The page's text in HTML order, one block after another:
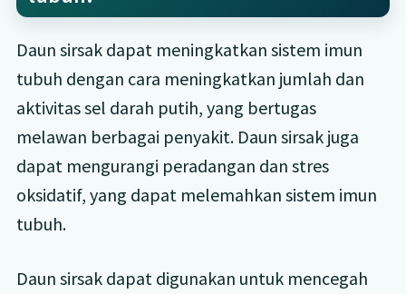
Daun sirsak dapat meningkatkan sistem imun
tubuh dengan cara meningkatkan jumlah dan
aktivitas sel darah putih, yang bertugas
melawan berbagai penyakit. Daun sirsak juga
dapat mengurangi peradangan dan stres
oksidatif, yang dapat melemahkan sistem imun
tubuh.
Daun sirsak dapat digunakan untuk mencegah